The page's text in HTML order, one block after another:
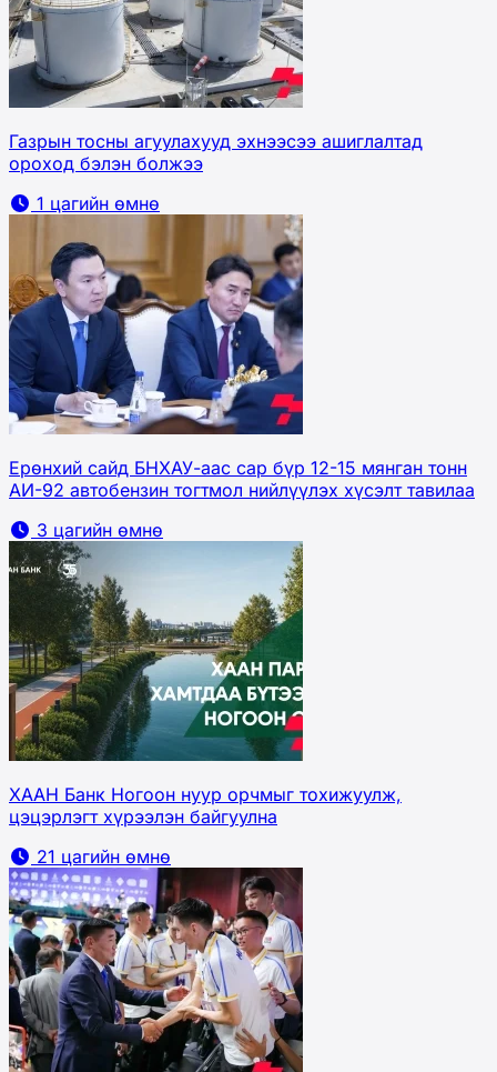
Газрын тосны агуулахууд эхнээсээ ашиглалтад
ороход бэлэн болжээ
1 цагийн өмнө
Ерөнхий сайд БНХАУ-аас сар бүр 12-15 мянган тонн
АИ-92 автобензин тогтмол нийлүүлэх хүсэлт тавилаа
3 цагийн өмнө
ХААН Банк Ногоон нуур орчмыг тохижуулж,
цэцэрлэгт хүрээлэн байгуулна
21 цагийн өмнө